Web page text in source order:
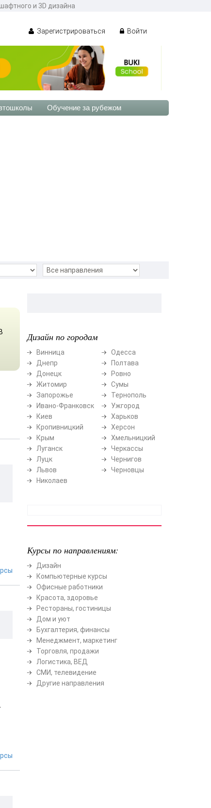
и 3D дизайна
Зарегистрироваться Войти
Обучение за рубежом
Дизайн по городам
Винница
Днепр
Донецк
Житомир
Запорожье
Ивано-Франковск
Киев
Кропивницкий
Крым
Луганск
Луцк
Львов
Николаев
Одесса
Полтава
Ровно
Сумы
Тернополь
Ужгород
Харьков
Херсон
Хмельницкий
Черкассы
Чернигов
Черновцы
Курсы по направлениям:
Дизайн
Компьютерные курсы
Офисные работники
Красота, здоровье
Рестораны, гостиницы
Дом и уют
Бухгалтерия, финансы
Менеджмент, маркетинг
Торговля, продажи
Логистика, ВЕД
СМИ, телевидение
Другие направления